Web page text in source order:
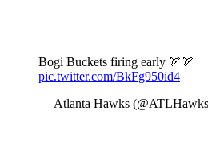
Bogi Buckets firing early 🏹🏹
pic.twitter.com/BkFg950id4
— Atlanta Hawks